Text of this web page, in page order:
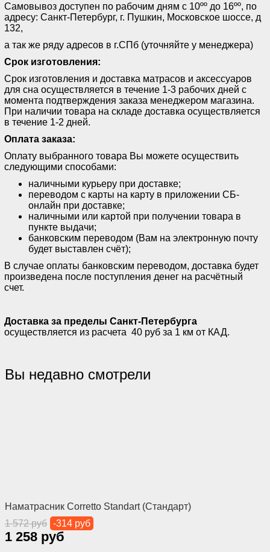
Самовывоз доступен по рабочим дням с 10ºº до 16ºº, по
адресу: Санкт-Петербург, г. Пушкин, Московское шоссе, д
132,
а так же ряду адресов в г.СПб (уточняйте у менеджера)
Срок изготовления:
Срок изготовления и доставка матрасов и аксессуаров
для сна осуществляется в течение 1-3 рабочих дней с
момента подтверждения заказа менеджером магазина.
При наличии товара на складе доставка осуществляется
в течение 1-2 дней.
Оплата заказа:
Оплату выбранного товара Вы можете осуществить
следующими способами:
наличными курьеру при доставке;
переводом с карты на карту в приложении СБ-
онлайн при доставке;
наличными или картой при получении товара в
пункте выдачи;
банковским переводом (Вам на электронную почту
будет выставлен счёт);
В случае оплаты банковским переводом, доставка будет
произведена после поступления денег на расчётный
счет.
Доставка за пределы Санкт-Петербурга
осуществляется из расчета 40 руб за 1 км от КАД.
Вы недавно смотрели
Наматрасник Corretto Standart (Стандарт)
1 572 руб -314 руб
1 258 руб